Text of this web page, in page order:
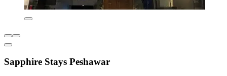
Sapphire Stays Peshawar